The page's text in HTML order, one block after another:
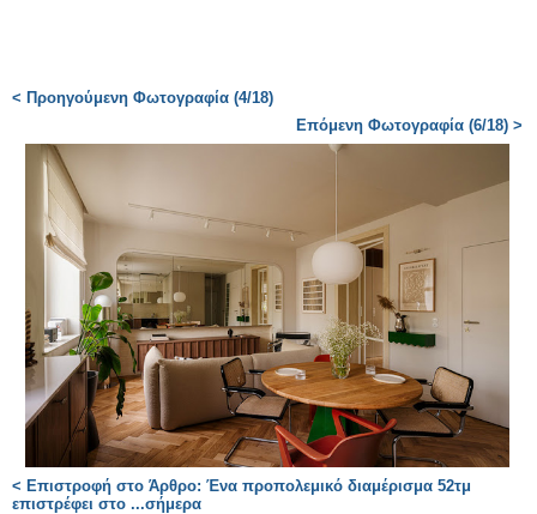
< Προηγούμενη Φωτογραφία (4/18)
Επόμενη Φωτογραφία (6/18) >
< Επιστροφή στο Άρθρο: Ένα προπολεμικό διαμέρισμα 52τμ
επιστρέφει στο ...σήμερα